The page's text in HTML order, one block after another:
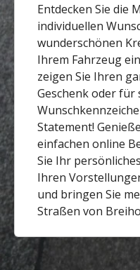
Entdecken Sie die
individuellen
wunderschönen
Ihrem Fahrzeug
zeigen Sie Ihren
Geschenk oder für
Statement!
einfachen online
Sie Ihr
Ihren
und bringen Sie
Straßen von